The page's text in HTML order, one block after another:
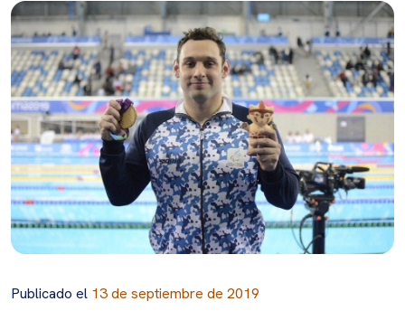
Publicado el 13 de septiembre de 2019